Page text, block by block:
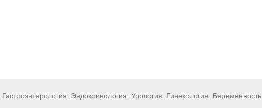
Гастроэнтерология Эндокринология Урология Гинекология Беременность